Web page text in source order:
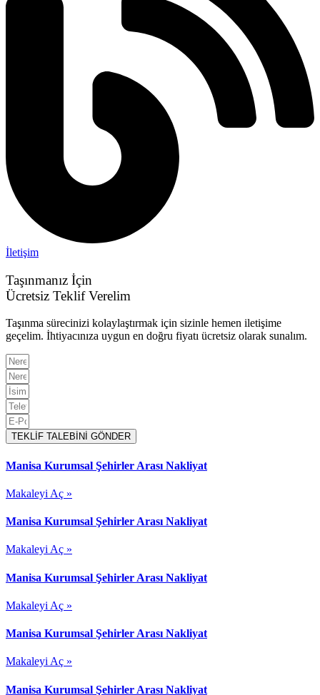
İletişim
Taşınmanız İçin
Ücretsiz Teklif Verelim
Taşınma sürecinizi kolaylaştırmak için sizinle hemen iletişime
geçelim. İhtiyacınıza uygun en doğru fiyatı ücretsiz olarak sunalım.
TEKLİF TALEBİNİ GÖNDER
Manisa Kurumsal Şehirler Arası Nakliyat
Makaleyi Aç »
Manisa Kurumsal Şehirler Arası Nakliyat
Makaleyi Aç »
Manisa Kurumsal Şehirler Arası Nakliyat
Makaleyi Aç »
Manisa Kurumsal Şehirler Arası Nakliyat
Makaleyi Aç »
Manisa Kurumsal Şehirler Arası Nakliyat